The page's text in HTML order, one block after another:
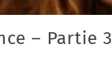
– Partie 3